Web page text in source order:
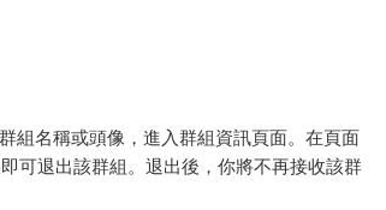
組名稱或頭像，進入群組資訊頁面。在頁面
可退出該群組。退出後，你將不再接收該群